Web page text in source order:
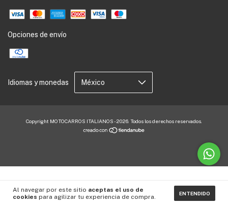
Al navegar por este sitio aceptas el uso de
cookies para agilizar tu experiencia de compra. ENTENDIDO
Opciones de envío
Idiomas y monedas
Copyright MOTOCARROS ITALIANOS - 2026. Todos los derechos reservados.